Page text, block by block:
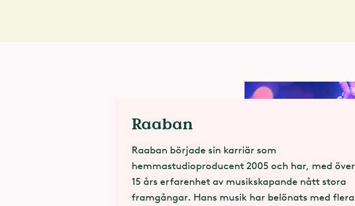
Raaban
Raaban började sin karriär som
hemmastudioproducent 2005 och har, med över
15 års erfarenhet av musikskapande nått stora
framgångar. Hans musik har belönats med flera